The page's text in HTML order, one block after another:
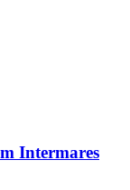
Intermares